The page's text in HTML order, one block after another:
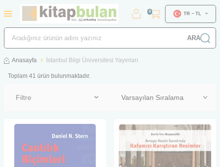
ARA
0 TR − TL
Anasayfa İstanbul Bilgi Üniversitesi Yayınları
Toplam 41 ürün bulunmaktadır.
Filtre